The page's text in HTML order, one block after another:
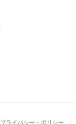
プライバシー・ポリシー